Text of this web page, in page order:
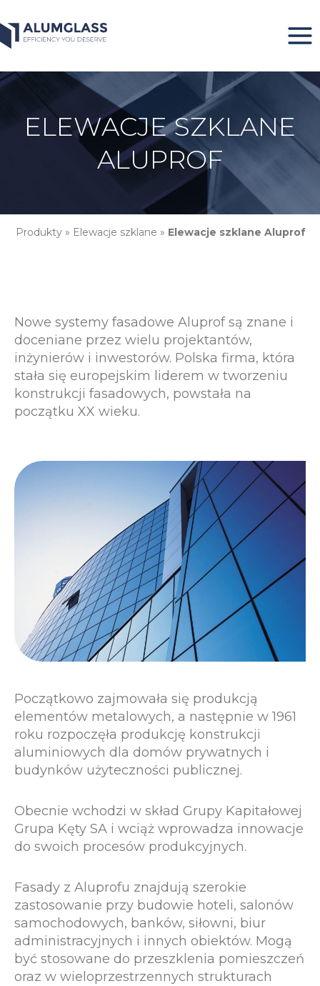
do
treści
ELEWACJE SZKLANE
ALUPROF
Produkty » Elewacje szklane » Elewacje szklane Aluprof
Nowe systemy fasadowe Aluprof są znane i
doceniane przez wielu projektantów,
inżynierów i inwestorów. Polska firma, która
stała się europejskim liderem w tworzeniu
konstrukcji fasadowych, powstała na
początku XX wieku.
Początkowo zajmowała się produkcją
elementów metalowych, a następnie w 1961
roku rozpoczęła produkcję konstrukcji
aluminiowych dla domów prywatnych i
budynków użyteczności publicznej.
Obecnie wchodzi w skład Grupy Kapitałowej
Grupa Kęty SA i wciąż wprowadza innowacje
do swoich procesów produkcyjnych.
Fasady z Aluprofu znajdują szerokie
zastosowanie przy budowie hoteli, salonów
samochodowych, banków, siłowni, biur
administracyjnych i innych obiektów. Mogą
być stosowane do przeszklenia pomieszczeń
oraz w wieloprzestrzennych strukturach